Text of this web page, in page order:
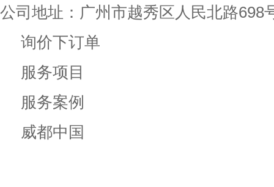
公司地址：广州市越秀区人民北路698
询价下订单
服务项目
服务案例
威都中国